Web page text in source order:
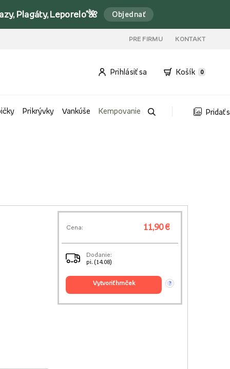
Plagáty, Leporelo*🌺 Objednať
PRE FIRMU KONTAKT
Prihlásiť sa Košík 0
Prikrývky Vankúše Kempovanie Pridať
Cena: 11,90 €
Dodanie:
pi. (14.08)
vytvoriť hrnček ?